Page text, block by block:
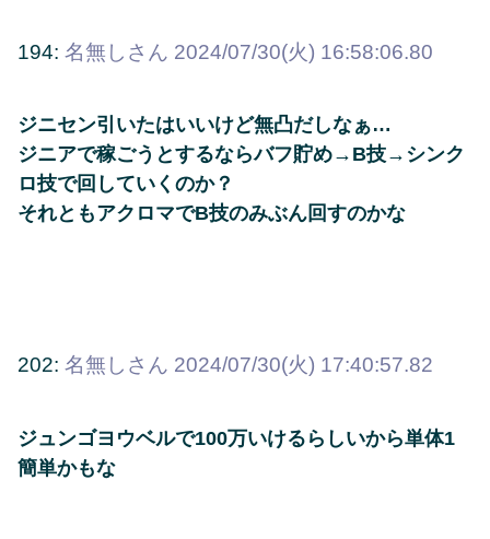
194: 名無しさん 2024/07/30(火) 16:58:06.80
ジニセン引いたはいいけど無凸だしなぁ…
ジニアで稼ごうとするならバフ貯め→B技→シンク
ロ技で回していくのか？
それともアクロマでB技のみぶん回すのかな
202: 名無しさん 2024/07/30(火) 17:40:57.82
ジュンゴヨウベルで100万いけるらしいから単体1
簡単かもな